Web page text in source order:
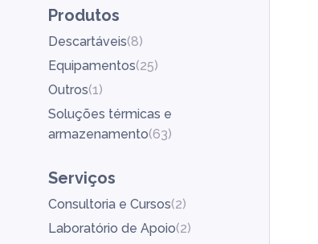
Produtos
Descartáveis(8)
Equipamentos(25)
Outros(1)
Soluções térmicas e
armazenamento(63)
Serviços
Consultoria e Cursos(2)
Laboratório de Apoio(2)